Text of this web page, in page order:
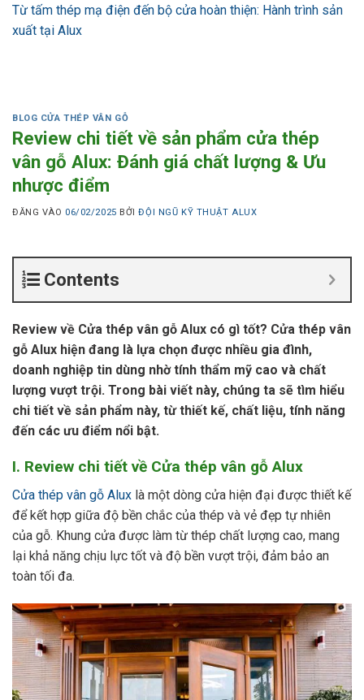
Từ tấm thép mạ điện đến bộ cửa hoàn thiện: Hành trình sản
xuất tại Alux
BLOG CỬA THÉP VÂN GỖ
Review chi tiết về sản phẩm cửa thép
vân gỗ Alux: Đánh giá chất lượng & Ưu
nhược điểm
ĐĂNG VÀO 06/02/2025 BỞIĐỘI NGŨ KỸ THUẬT ALUX
Contents
Review về Cửa thép vân gỗ Alux có gì tốt? Cửa thép vân
gỗ Alux hiện đang là lựa chọn được nhiều gia đình,
doanh nghiệp tin dùng nhờ tính thẩm mỹ cao và chất
lượng vượt trội. Trong bài viết này, chúng ta sẽ tìm hiểu
chi tiết về sản phẩm này, từ thiết kế, chất liệu, tính năng
đến các ưu điểm nổi bật.
I. Review chi tiết về Cửa thép vân gỗ Alux
Cửa thép vân gỗ Alux là một dòng cửa hiện đại được thiết kế
để kết hợp giữa độ bền chắc của thép và vẻ đẹp tự nhiên
của gỗ. Khung cửa được làm từ thép chất lượng cao, mang
lại khả năng chịu lực tốt và độ bền vượt trội, đảm bảo an
toàn tối đa.